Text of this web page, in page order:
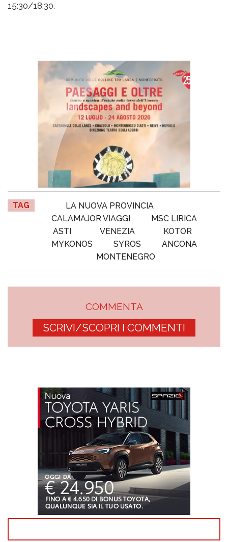
15:30/18:30.
TAG
LA NUOVA PROVINCIA
CALAMAJOR VIAGGI
MSC LIRICA
ASTI
VENEZIA
KOTOR
MYKONOS
SYROS
ANCONA
MONTENEGRO
COMMENTA
SCRIVI/SCOPRI I COMMENTI